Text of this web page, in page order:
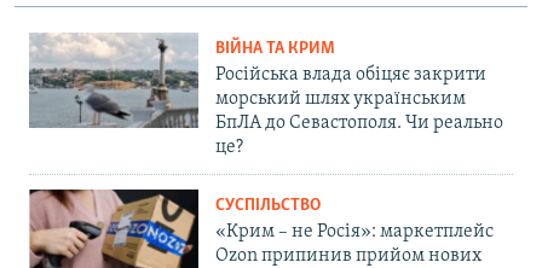
ВІЙНА ТА КРИМ
Російська влада обіцяє закрити
морський шлях українським
БпЛА до Севастополя. Чи реально
це?
СУСПІЛЬСТВО
«Крим – не Росія»: маркетплейс
Ozon припинив прийом нових